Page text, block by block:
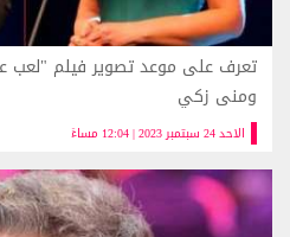
الاحد 24 سبتمبر 2023 | 12:04 مساءً
تعرف على موعد تصوير فيلم "لعب
ومنى زكي